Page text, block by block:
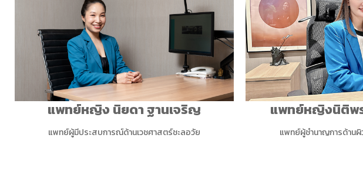
แพทย์หญิง นิยดา ฐานเจริญ
แพทย์ผู้มีประสบการณ์ด้านเวชศาสตร์ชะลอวัย
แพทย์หญิงนิติพ
แพทย์ผู้ชำนาญการด้าน